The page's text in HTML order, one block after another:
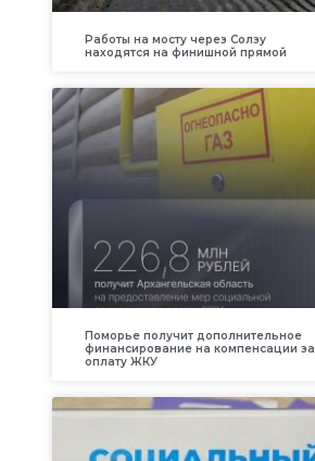
Работы на мосту через Солзу
находятся на финишной прямой
Поморье получит дополнительное
финансирование на компенсации за
оплату ЖКУ